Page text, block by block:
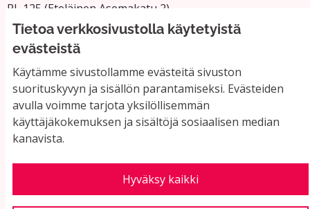
Tietoa verkkosivustolla käytetyistä
evästeistä
Käytämme sivustollamme evästeitä sivuston
suorituskyvyn ja sisällön parantamiseksi. Evästeiden
avulla voimme tarjota yksilöllisemmän
käyttäjäkokemuksen ja sisältöjä sosiaalisen median
kanavista.
Hyväksy kaikki
PL 125 (Eteläinen Asemakatu 2)
11101 Riihimäki
Vaihde: 019 758 4000
Sähköpostiosoitteet:
etunimi.sukunimi@riihimaki.fi
Yhteystiedot ja usein kysyttyä
Käyttöehdot
Evästeasetukset